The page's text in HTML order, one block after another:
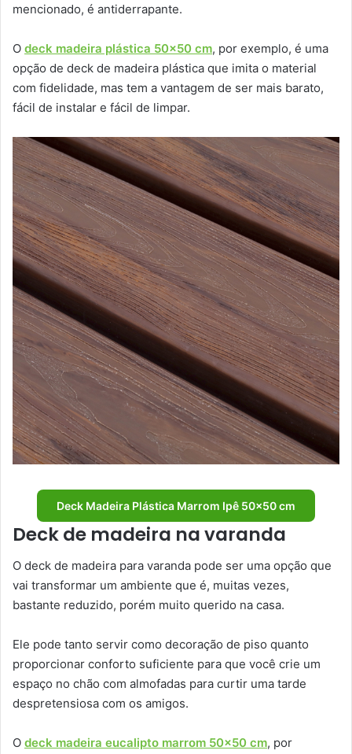
mencionado, é antiderrapante.
O deck madeira plástica 50×50 cm, por exemplo, é uma
opção de deck de madeira plástica que imita o material
com fidelidade, mas tem a vantagem de ser mais barato,
fácil de instalar e fácil de limpar.
Deck Madeira Plástica Marrom Ipê 50×50 cm
Deck de madeira na varanda
O deck de madeira para varanda pode ser uma opção que
vai transformar um ambiente que é, muitas vezes,
bastante reduzido, porém muito querido na casa.
Ele pode tanto servir como decoração de piso quanto
proporcionar conforto suficiente para que você crie um
espaço no chão com almofadas para curtir uma tarde
despretensiosa com os amigos.
O deck madeira eucalipto marrom 50×50 cm, por